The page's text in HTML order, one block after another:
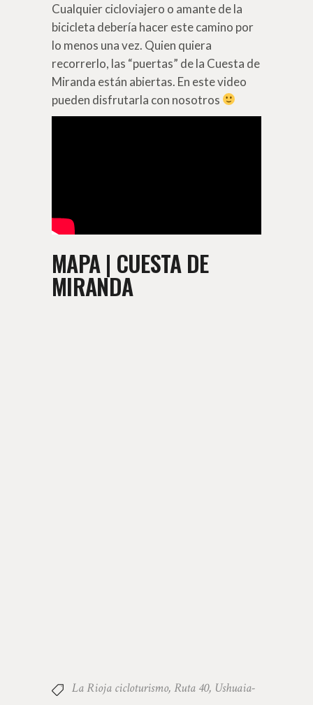
Cualquier cicloviajero o amante de la
bicicleta debería hacer este camino por
lo menos una vez. Quien quiera
recorrerlo, las “puertas” de la Cuesta de
Miranda están abiertas. En este video
pueden disfrutarla con nosotros
MAPA | CUESTA DE
MIRANDA
La Rioja cicloturismo, Ruta 40, Ushuaia-